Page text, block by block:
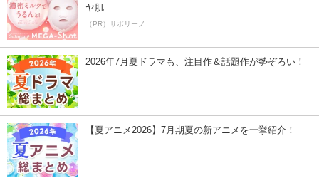
ヤ肌
（PR）サボリーノ
2026年7月夏ドラマも、注目作＆話題作が勢ぞろい！
【夏アニメ2026】7月期夏の新アニメを一挙紹介！